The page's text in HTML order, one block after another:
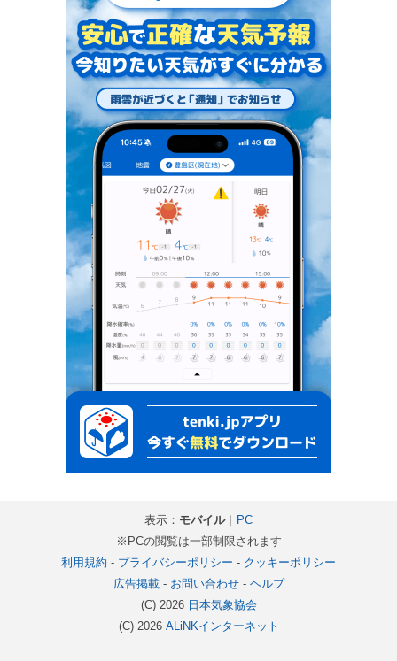
表示： モバイル｜ PC
※PCの閲覧は一部制限されます
利用規約 - プライバシーポリシー - クッキーポリシー
広告掲載- お問い合わせ- ヘルプ
(C) 2026 日本気象協会
(C) 2026 ALiNKインターネット